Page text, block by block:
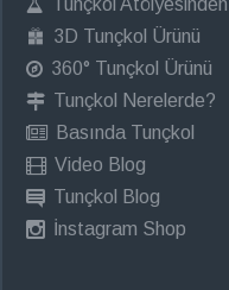
Tunçkol Atölyesinden
3D Tunçkol Ürünü
360° Tunçkol Ürünü
Tunçkol Nerelerde?
Basında Tunçkol
Video Blog
Tunçkol Blog
İnstagram Shop